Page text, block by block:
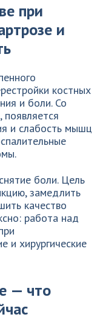
при
и
костных
и боли. Со
и слабость мышц
боли. Цель
замедлить
качество
работа над
и хирургические
— что